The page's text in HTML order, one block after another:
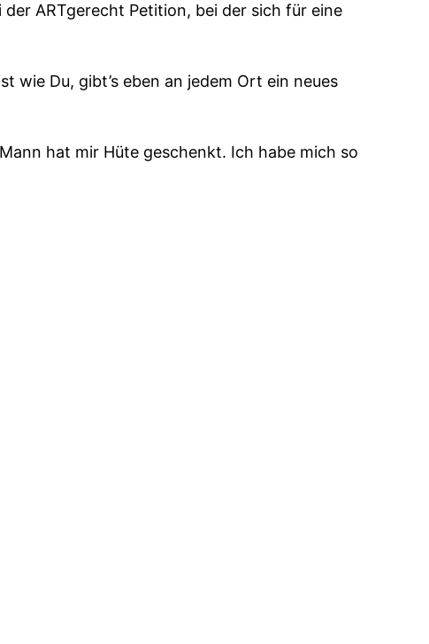
ARTgerecht Petition, bei der sich für eine
wie Du, gibt’s eben an jedem Ort ein neues
hat mir Hüte geschenkt. Ich habe mich so